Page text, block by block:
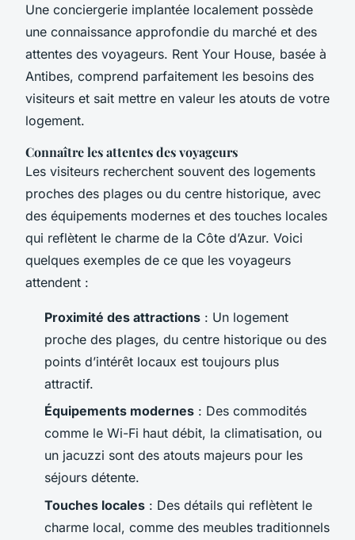
Une conciergerie implantée localement possède
une connaissance approfondie du marché et des
attentes des voyageurs. Rent Your House, basée à
Antibes, comprend parfaitement les besoins des
visiteurs et sait mettre en valeur les atouts de votre
logement.
Connaître les attentes des voyageurs
Les visiteurs recherchent souvent des logements
proches des plages ou du centre historique, avec
des équipements modernes et des touches locales
qui reflètent le charme de la Côte d’Azur. Voici
quelques exemples de ce que les voyageurs
attendent :
Proximité des attractions : Un logement
proche des plages, du centre historique ou des
points d’intérêt locaux est toujours plus
attractif.
Équipements modernes : Des commodités
comme le Wi-Fi haut débit, la climatisation, ou
un jacuzzi sont des atouts majeurs pour les
séjours détente.
Touches locales : Des détails qui reflètent le
charme local, comme des meubles traditionnels